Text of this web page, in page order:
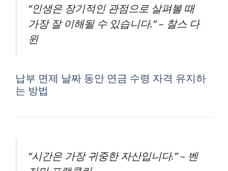
“인생은 장기적인 관점으로 살펴볼 때
가장 잘 이해될 수 있습니다.” – 찰스 다
윈
납부 면제 날짜 동안 연금 수령 자격 유지하
는 방법
“시간은 가장 귀중한 자산입니다.” – 벤